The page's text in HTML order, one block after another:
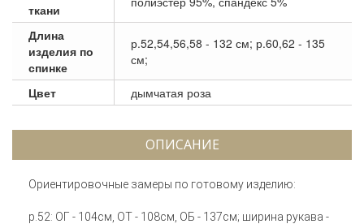
ткани
Длина
изделия по
спинке
р.52,54,56,58 - 132 см; р.60,62 - 135
см;
Цвет дымчатая роза
ОПИСАНИЕ
Ориентировочные замеры по готовому изделию:
р.52: ОГ - 104см, ОТ - 108см, ОБ - 137см; ширина рукава -